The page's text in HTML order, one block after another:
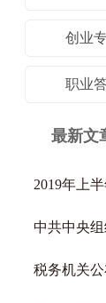
创业
职业
最新文
2019年上
中共中央
税务机关